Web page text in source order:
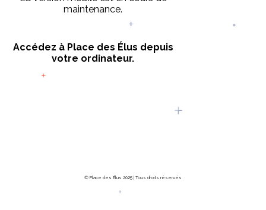
maintenance.
Accédez à Place des Élus depuis
votre ordinateur.
© Place des Élus 2025 | Tous droits réservés